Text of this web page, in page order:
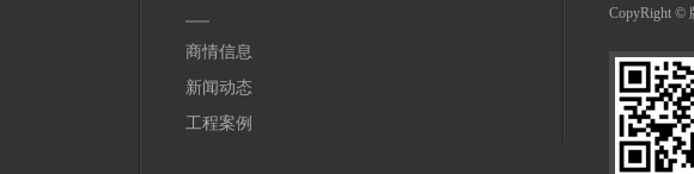
商情信息
新闻动态
工程案例
CopyRight ©